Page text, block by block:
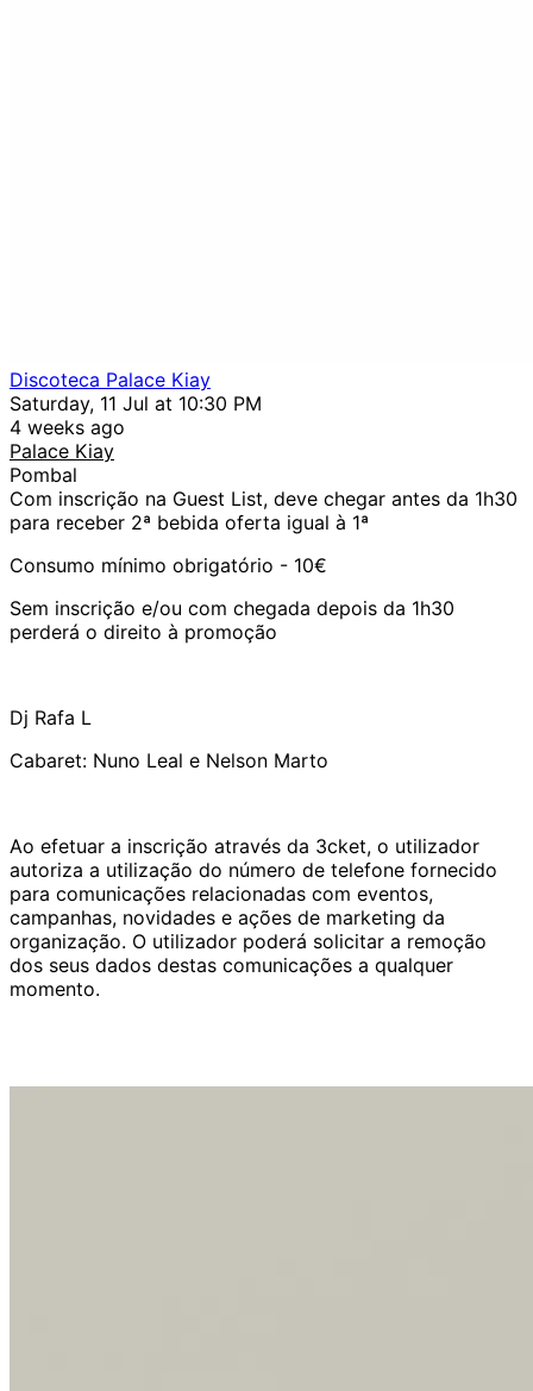
Discoteca Palace Kiay
Saturday, 11 Jul at 10:30 PM
4 weeks ago
Palace Kiay
Pombal
Com inscrição na Guest List, deve chegar antes da 1h30
para receber 2ª bebida oferta igual à 1ª
Consumo mínimo obrigatório - 10€
Sem inscrição e/ou com chegada depois da 1h30
perderá o direito à promoção
Dj Rafa L
Cabaret: Nuno Leal e Nelson Marto
Ao efetuar a inscrição através da 3cket, o utilizador
autoriza a utilização do número de telefone fornecido
para comunicações relacionadas com eventos,
campanhas, novidades e ações de marketing da
organização. O utilizador poderá solicitar a remoção
dos seus dados destas comunicações a qualquer
momento.